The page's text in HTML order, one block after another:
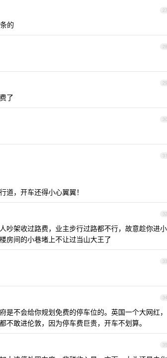
27
的
28
29
了
30
31
，开车还得小心翼翼！
32
吵架收过路费，业主步行过路都不行，故意趁你进小
房间的小巷堵上不让过当山大王了
33
34
不会给你规划免费的停车位的。英国一个大网红，
敢进伦敦，因为停车费巨贵，开车不划算。
35